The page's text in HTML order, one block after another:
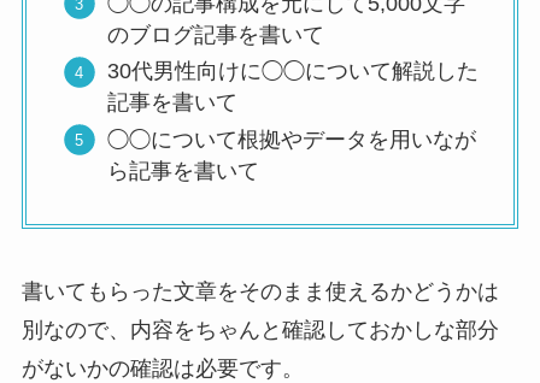
のブログ記事を書いて
30代男性向けに◯◯について解説した
記事を書いて
◯◯について根拠やデータを用いなが
ら記事を書いて
書いてもらった文章をそのまま使えるかどうかは
別なので、内容をちゃんと確認しておかしな部分
がないかの確認は必要です。